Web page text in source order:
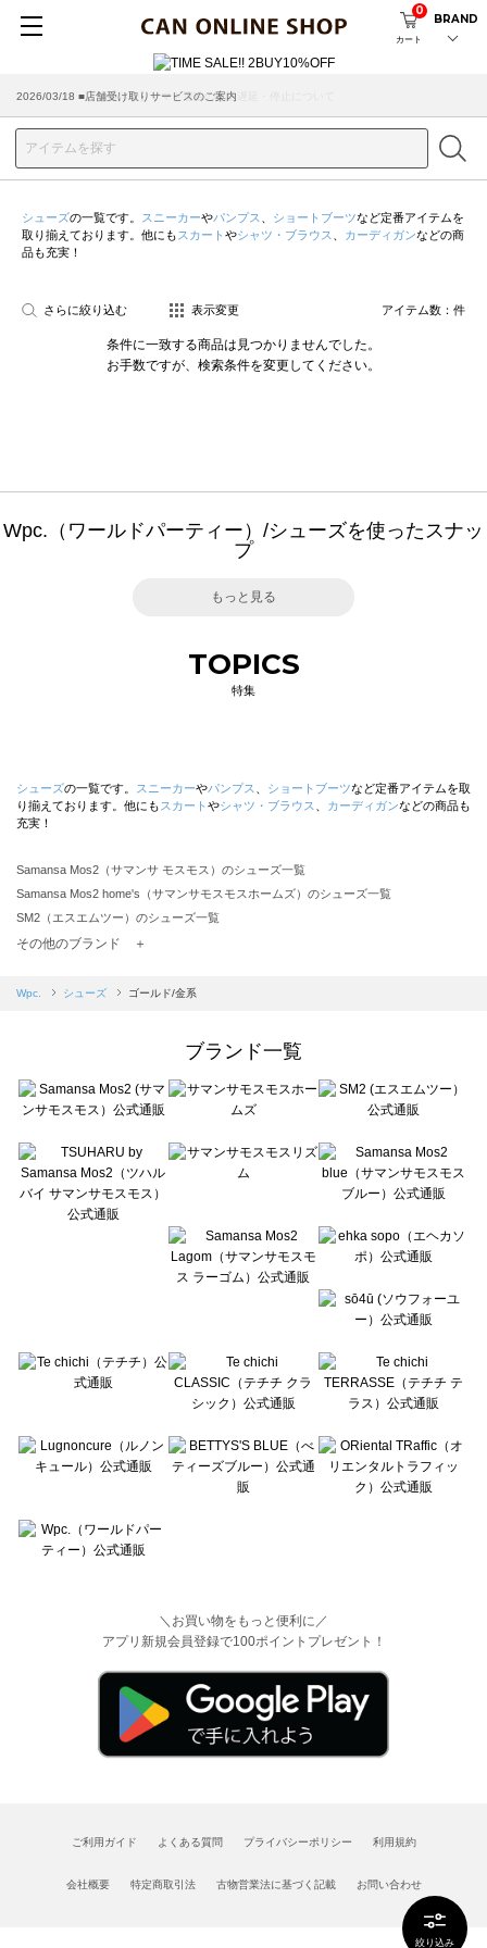
カート
0
BRAND
2026/07/29 ■【お知らせ】ヤマト運輸の配送遅延・停止について
2026/03/18 ■店舗受け取りサービスのご案内
絞り込み
シューズの一覧です。 スニーカーやパンプス ショートブーツなど定番アイテムを
取り揃えております。他にも スカート やシャツ・ブラウス カーディガンなどの商
品も充実！
さらに絞り込む 表示変更 アイテム数： 件
条件に一致する商品は見つかりませんでした。
お手数ですが、検索条件を変更してください。
Wpc.（ワールドパーティー）/シューズを使ったスナッ
プ
もっと見る
TOPICS
特集
シューズの一覧です。 スニーカーやパンプス ショートブーツなど定番アイテムを取
り揃えております。他にも スカート やシャツ・ブラウス カーディガンなどの商品も
充実！
Samansa Mos2（サマンサ モスモス）のシューズ一覧
Samansa Mos2 home's（サマンサモスモスホームズ）のシューズ一覧
SM2（エスエムツー）のシューズ一覧
TSUHARU by Samansa Mos2（ツハルバイサマンサモスモス）のシューズ一覧
Samansa Mos2 blue（サマンサモスモス ブルー）のシューズ一覧
sō4ū（ソウフォーユー）のシューズ一覧
Te chichi（テチチ）のシューズ一覧
Te chichi CLASSIC（テチチ クラシック）のシューズ一覧
Lugnoncure（ルノンキュール）のシューズ一覧
BETTY'S BLUE（べティーズブルー）のシューズ一覧
Wpc.（ワールドパーティー）のシューズ一覧
その他のブランド ＋
Wpc. シューズ ゴールド/金系
ブランド一覧
＼お買い物をもっと便利に／
アプリ新規会員登録で100ポイントプレゼント！
ご利用ガイド よくある質問 プライバシーポリシー 利用規約
会社概要 特定商取引法 古物営業法に基づく記載 お問い合わせ